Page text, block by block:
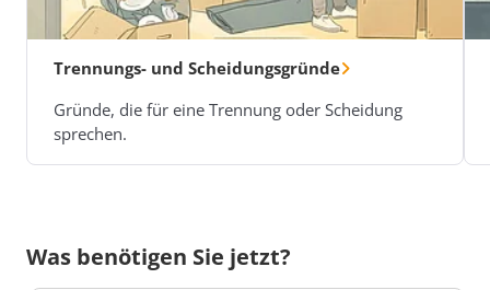
Trennungs- und Scheidungsgründe
Gründe, die für eine Trennung oder Scheidung
sprechen.
Was benötigen Sie jetzt?